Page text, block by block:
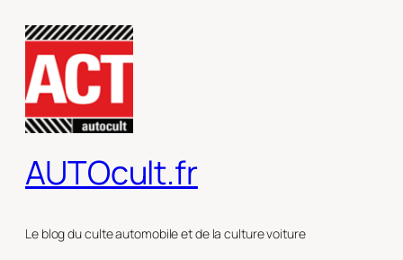
contenu
AUTOcult.fr
Le blog du culte automobile et de la culture voiture